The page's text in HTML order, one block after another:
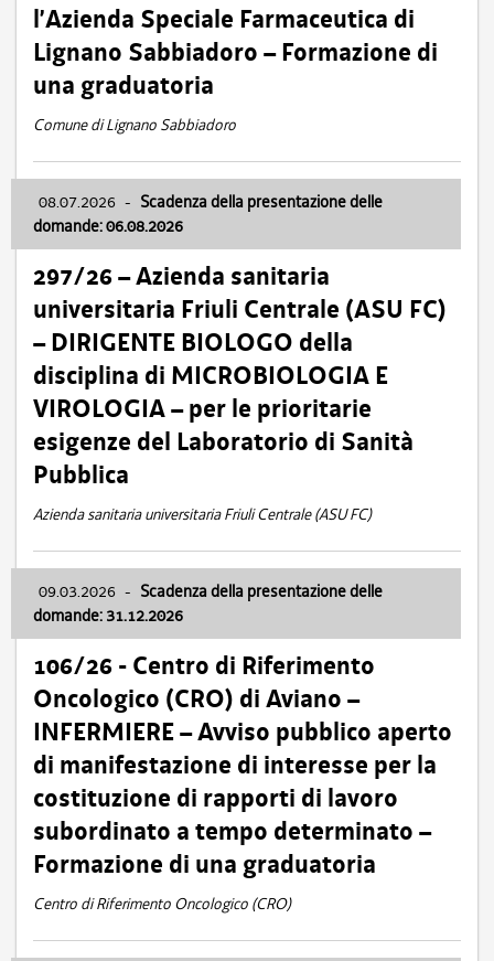
l’Azienda Speciale Farmaceutica di
Lignano Sabbiadoro – Formazione di
una graduatoria
Comune di Lignano Sabbiadoro
08.07.2026 - Scadenza della presentazione delle
domande: 06.08.2026
297/26 – Azienda sanitaria
universitaria Friuli Centrale (ASU FC)
– DIRIGENTE BIOLOGO della
disciplina di MICROBIOLOGIA E
VIROLOGIA – per le prioritarie
esigenze del Laboratorio di Sanità
Pubblica
Azienda sanitaria universitaria Friuli Centrale (ASU FC)
09.03.2026 - Scadenza della presentazione delle
domande: 31.12.2026
106/26 - Centro di Riferimento
Oncologico (CRO) di Aviano –
INFERMIERE – Avviso pubblico aperto
di manifestazione di interesse per la
costituzione di rapporti di lavoro
subordinato a tempo determinato –
Formazione di una graduatoria
Centro di Riferimento Oncologico (CRO)